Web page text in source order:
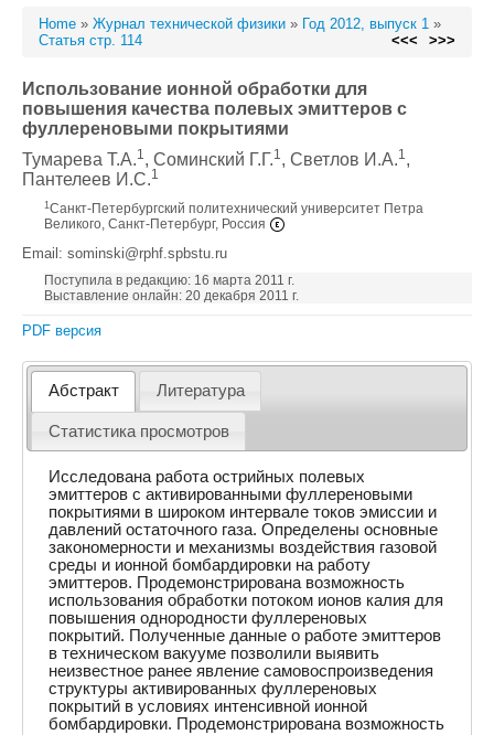
Home » Журнал технической физики » Год 2012, выпуск 1 »
Статья стр. 114
<<< >>>
Использование ионной обработки для
повышения качества полевых эмиттеров с
фуллереновыми покрытиями
Тумарева Т.А.1, Соминский Г.Г.1, Светлов И.А.1,
Пантелеев И.С.1
1 Санкт-Петербургский политехнический университет Петра
Великого, Санкт-Петербург, Россия
Email: sominski@rphf.spbstu.ru
Поступила в редакцию: 16 марта 2011 г.
Выставление онлайн: 20 декабря 2011 г.
PDF версия
Абстракт Литература
Статистика просмотров
Исследована работа острийных полевых
эмиттеров с активированными фуллереновыми
покрытиями в широком интервале токов эмиссии и
давлений остаточного газа. Определены основные
закономерности и механизмы воздействия газовой
среды и ионной бомбардировки на работу
эмиттеров. Продемонстрирована возможность
использования обработки потоком ионов калия для
повышения однородности фуллереновых
покрытий. Полученные данные о работе эмиттеров
в техническом вакууме позволили выявить
неизвестное ранее явление самовоспроизведения
структуры активированных фуллереновых
покрытий в условиях интенсивной ионной
бомбардировки. Продемонстрирована возможность